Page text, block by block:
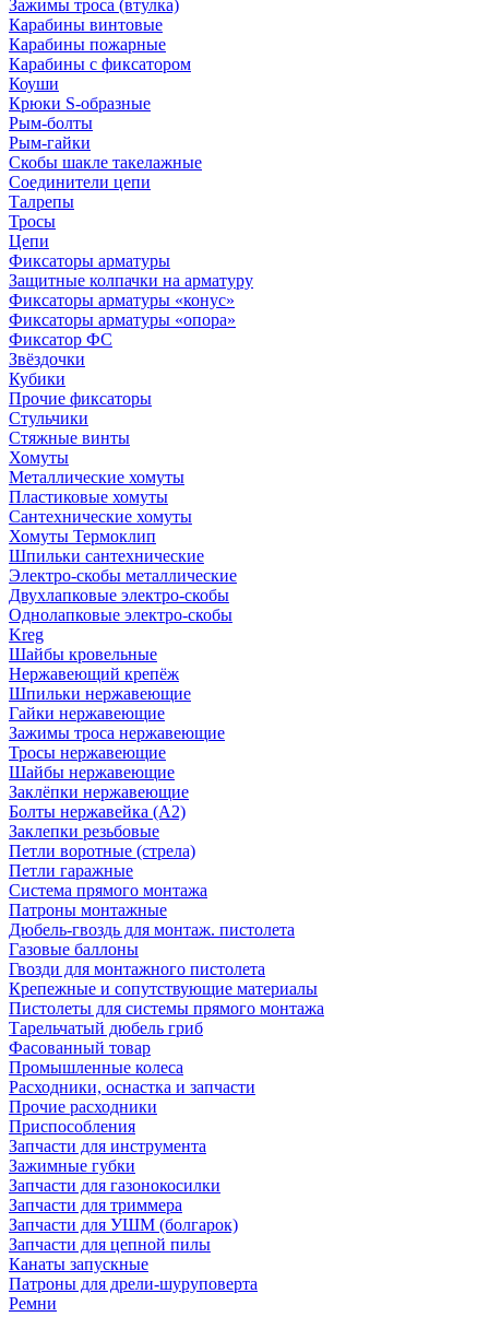
Зажимы троса (втулка)
Карабины винтовые
Карабины пожарные
Карабины с фиксатором
Коуши
Крюки S-образные
Рым-болты
Рым-гайки
Скобы шакле такелажные
Соединители цепи
Талрепы
Тросы
Цепи
Фиксаторы арматуры
Защитные колпачки на арматуру
Фиксаторы арматуры «конус»
Фиксаторы арматуры «опора»
Фиксатор ФС
Звёздочки
Кубики
Прочие фиксаторы
Стульчики
Стяжные винты
Хомуты
Металлические хомуты
Пластиковые хомуты
Сантехнические хомуты
Хомуты Термоклип
Шпильки сантехнические
Электро-скобы металлические
Двухлапковые электро-скобы
Однолапковые электро-скобы
Kreg
Шайбы кровельные
Нержавеющий крепёж
Шпильки нержавеющие
Гайки нержавеющие
Зажимы троса нержавеющие
Тросы нержавеющие
Шайбы нержавеющие
Заклёпки нержавеющие
Болты нержавейка (А2)
Заклепки резьбовые
Петли воротные (стрела)
Петли гаражные
Система прямого монтажа
Патроны монтажные
Дюбель-гвоздь для монтаж. пистолета
Газовые баллоны
Гвозди для монтажного пистолета
Крепежные и сопутствующие материалы
Пистолеты для системы прямого монтажа
Тарельчатый дюбель гриб
Фасованный товар
Промышленные колеса
Расходники, оснастка и запчасти
Прочие расходники
Приспособления
Запчасти для инструмента
Зажимные губки
Запчасти для газонокосилки
Запчасти для триммера
Запчасти для УШМ (болгарок)
Запчасти для цепной пилы
Канаты запускные
Патроны для дрели-шуруповерта
Ремни